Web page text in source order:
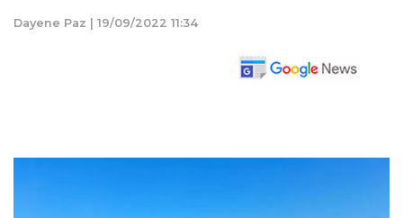
Dayene Paz | 19/09/2022 11:34